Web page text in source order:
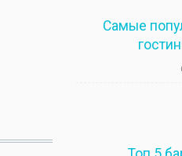
Самые